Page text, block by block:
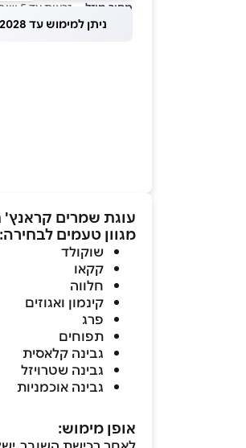
מחיר מוזל — זכאות עד 5 שוברים לחודש קלנדרי
ניתן למימוש עד 31.12.2028
עוגת שמרים
מגוון טעמים לבחירה:
שוקולד
קקאו
חלווה
קינמון ואגוזים
פרג
תפוחים
גבינה קלאסית
גבינה שטרויזל
גבינה אוכמניות
אופן מימוש: